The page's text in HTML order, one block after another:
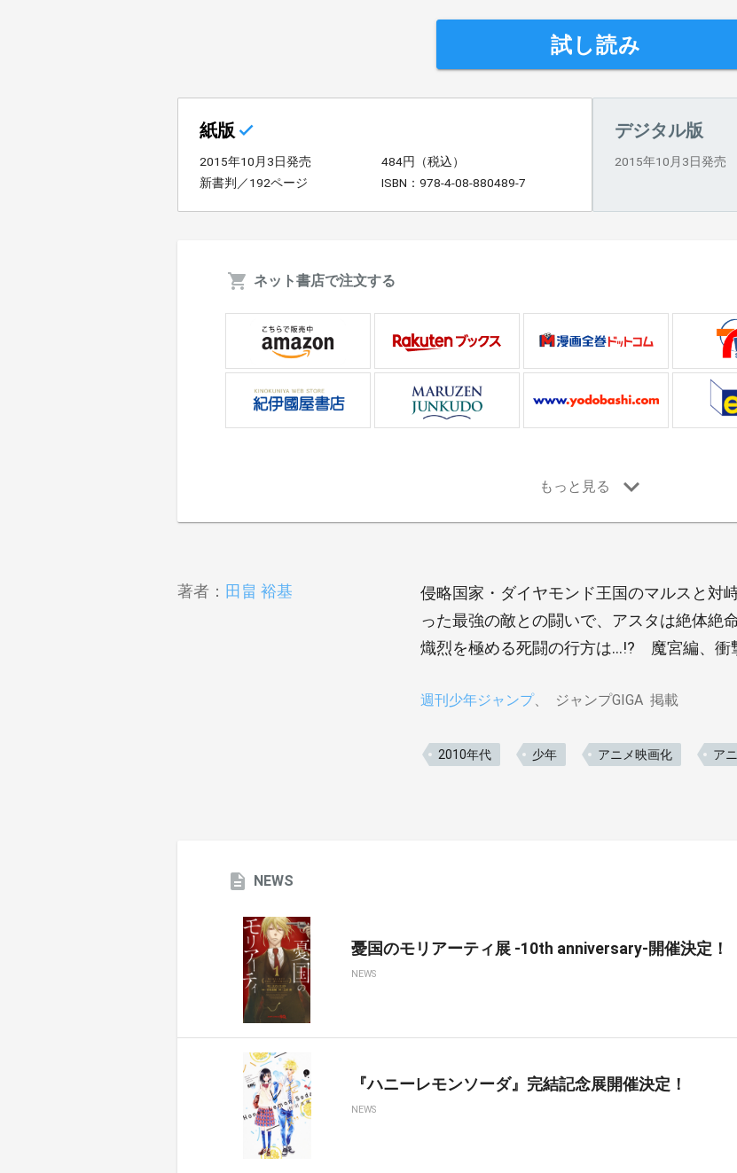
試し読み
紙版
2015年10月3日発売
484円（税込）
新書判／192ページ
ISBN：978-4-08-880489-7
デジタル版
2015年10月3日発売
ネット書店で注文する
著者： 田畠 裕基
侵略国家・ダイヤモンド王国のマルスと対
った最強の敵との闘いで、アスタは絶体絶
熾烈を極める死闘の行方は…!? 魔宮編、衝
週刊少年ジャンプ ジャンプGIGA 掲載
2010年代 少年 アニメ映画化 ア
NEWS
憂国のモリアーティ展 -10th anniversary-開催決定！
NEWS
『ハニーレモンソーダ』完結記念展開催決定！
NEWS